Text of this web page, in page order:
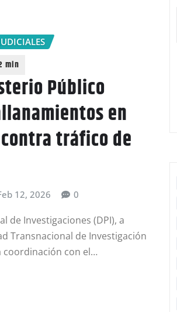
Público
en
tráfico de
12, 2026 0
de Investigaciones (DPI), a
Transnacional de Investigación
coordinación con el…